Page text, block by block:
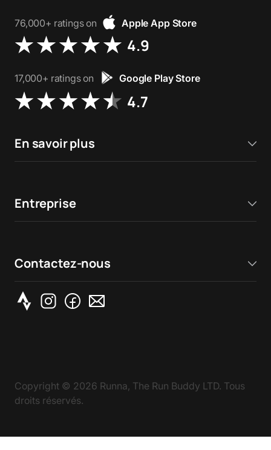
76,000+ ratings on Apple App Store
4.9
17,000+ ratings on Google Play Store
4.7
En savoir plus
Entreprise
Contactez-nous
Copyright © 2026 Runna, The Run Buddy LTD. Tous
droits réservés.